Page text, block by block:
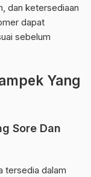
dan ketersediaan
dapat
sebelum
Yang
Sore Dan
tersedia dalam